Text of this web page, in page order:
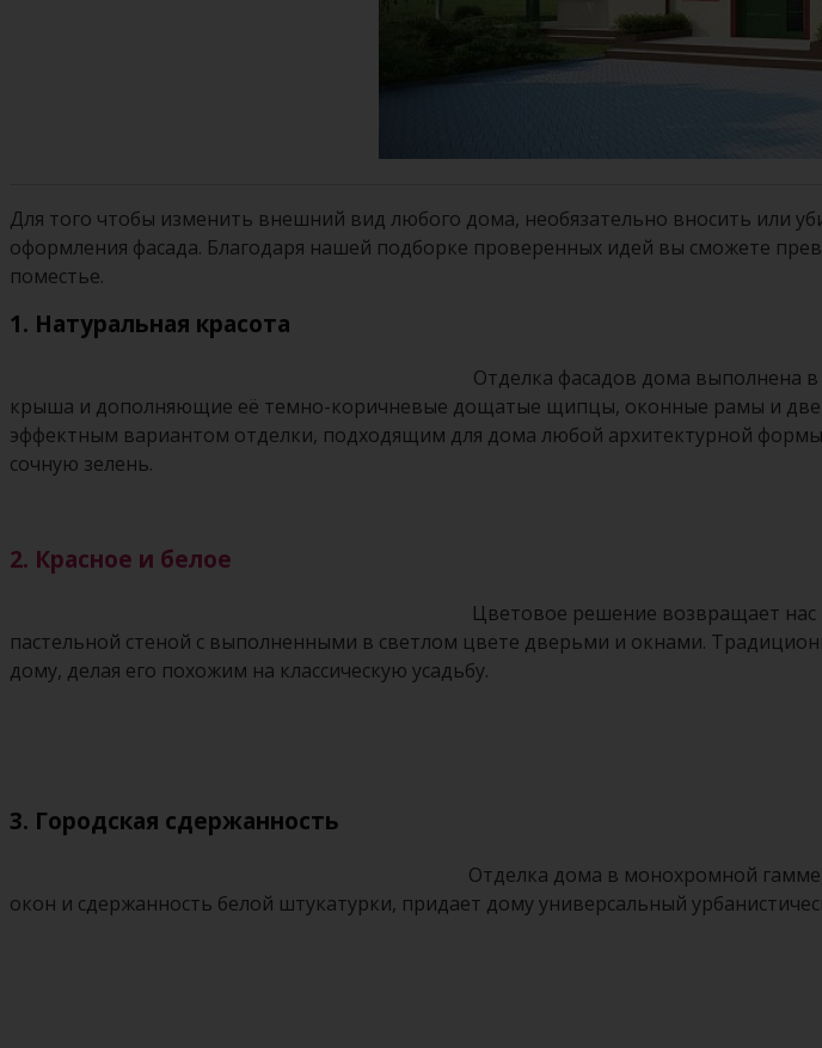
Для того чтобы изменить внешний вид любого дома, необязательно вносить или
оформления фасада. Благодаря нашей подборке проверенных идей вы сможете
поместье.
1. Натуральная красота
Отделка фасадов дома выполнена
крыша и дополняющие её темно-коричневые дощатые щипцы, оконные рамы и
эффектным вариантом отделки, подходящим для дома любой архитектурной
сочную зелень.
2. Красное и белое
Цветовое решение возвращает
пастельной стеной с выполненными в светлом цвете дверьми и окнами.
дому, делая его похожим на классическую усадьбу.
3. Городская сдержанность
Отделка дома в монохромной
окон и сдержанность белой штукатурки, придает дому универсальный